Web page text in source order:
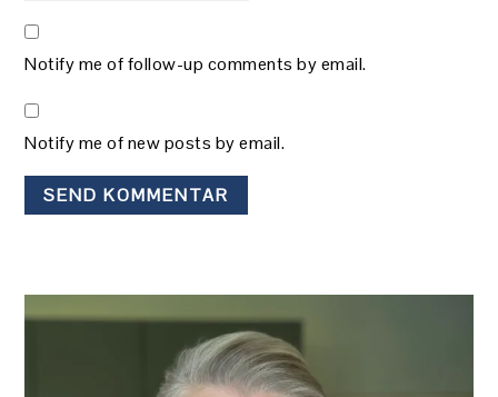
Notify me of follow-up comments by email.
Notify me of new posts by email.
PRIMÆR